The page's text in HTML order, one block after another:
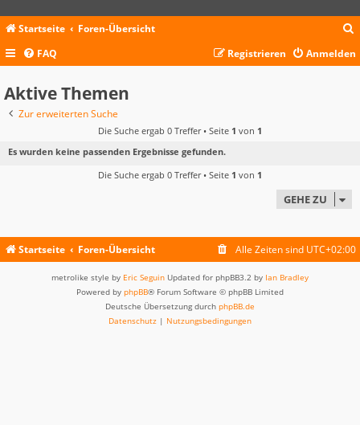
Startseite Foren-Übersicht
c
FAQ Anmelden
Registrieren
Aktive Themen
Zur erweiterten Suche
Die Suche ergab 0 Treffer • Seite 1 von 1
Es wurden keine passenden Ergebnisse gefunden.
Die Suche ergab 0 Treffer • Seite 1 von 1
GEHE ZU
Startseite Foren-Übersicht Alle Zeiten sind UTC+02:00
metrolike style by Eric Seguin Updated for phpBB3.2 by Ian Bradley
Powered by phpBB® Forum Software © phpBB Limited
Deutsche Übersetzung durch phpBB.de
Datenschutz | Nutzungsbedingungen